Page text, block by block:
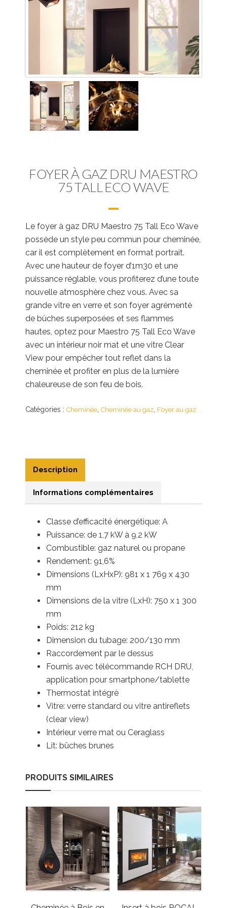
FOYER À GAZ DRU MAESTRO
75 TALL ECO WAVE
Le foyer à gaz DRU Maestro 75 Tall Eco Wave
possède un style peu commun pour cheminée,
car il est complètement en format portrait.
Avec une hauteur de foyer d’1m30 et une
puissance réglable, vous profiterez d’une toute
nouvelle atmosphère chez vous. Avec sa
grande vitre en verre et son foyer agrémenté
de bûches superposées et ses flammes
hautes, optez pour Maestro 75 Tall Eco Wave
avec un intérieur noir mat et une vitre Clear
View pour empêcher tout reflet dans la
cheminée et profiter en plus de la lumière
chaleureuse de son feu de bois.
Catégories : Cheminée Cheminée au gaz Foyer au gaz
Description
Informations complémentaires
Classe d’efficacité énergétique: A
Puissance: de 1,7 kW à 9,2 kW
Combustible: gaz naturel ou propane
Rendement: 91,6%
Dimensions (LxHxP): 981 x 1 769 x 430
mm
Dimensions de la vitre (LxH): 750 x 1 300
mm
Poids: 212 kg
Dimension du tubage: 200/130 mm
Raccordement par le dessus
Fournis avec télécommande RCH DRU,
application pour smartphone/tablette
Thermostat intégré
Vitre: verre standard ou vitre antireflets
(clear view)
Intérieur verre mat ou Ceraglass
Lit: bûches brunes
PRODUITS SIMILAIRES